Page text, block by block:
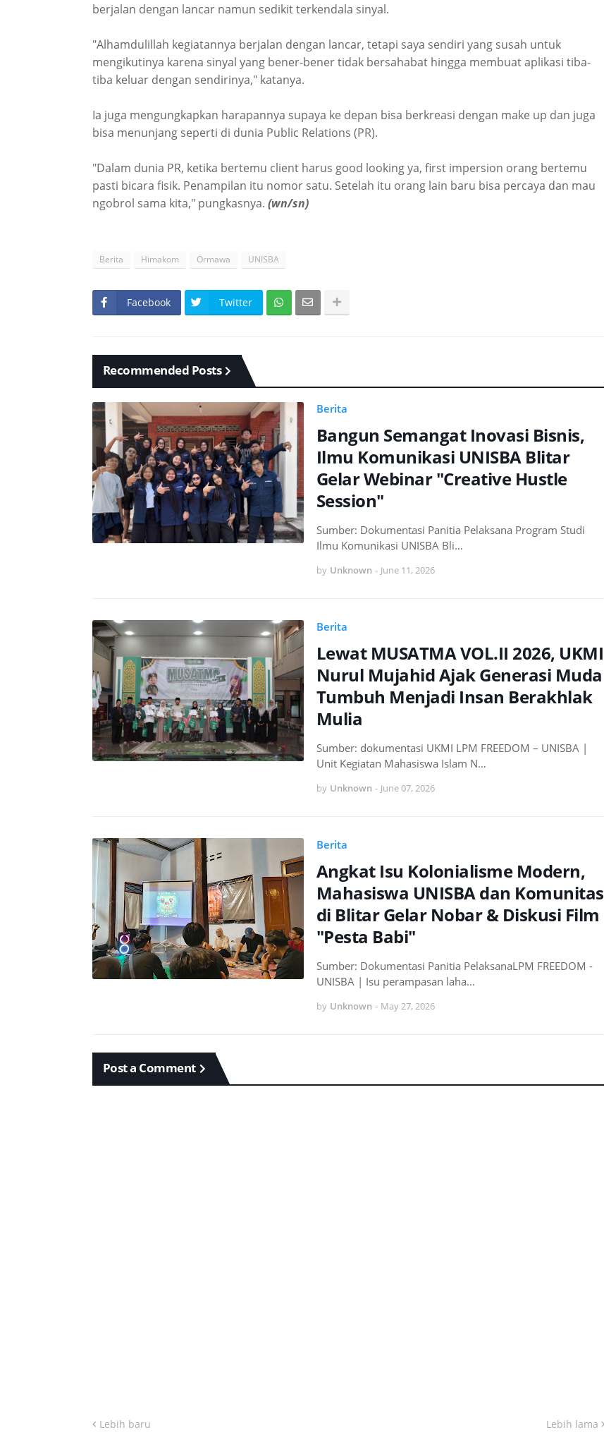
berjalan dengan lancar namun sedikit terkendala sinyal.
"Alhamdulillah kegiatannya berjalan dengan lancar, tetapi saya sendiri yang susah untuk
mengikutinya karena sinyal yang bener-bener tidak bersahabat hingga membuat aplikasi tiba-
tiba keluar dengan sendirinya," katanya.
Ia juga mengungkapkan harapannya supaya ke depan bisa berkreasi dengan make up dan juga
bisa menunjang seperti di dunia Public Relations (PR).
"Dalam dunia PR, ketika bertemu client harus good looking ya, first impersion orang bertemu
pasti bicara fisik. Penampilan itu nomor satu. Setelah itu orang lain baru bisa percaya dan mau
ngobrol sama kita," pungkasnya. (wn/sn)
Berita Himakom Ormawa UNISBA
Facebook Twitter
Recommended Posts
Berita
Bangun Semangat Inovasi Bisnis,
Ilmu Komunikasi UNISBA Blitar
Gelar Webinar "Creative Hustle
Session"
Sumber: Dokumentasi Panitia Pelaksana Program Studi
Ilmu Komunikasi UNISBA Bli…
by Unknown - June 11, 2026
Berita
Lewat MUSATMA VOL.II 2026, UKMI
Nurul Mujahid Ajak Generasi Muda
Tumbuh Menjadi Insan Berakhlak
Mulia
Sumber: dokumentasi UKMI LPM FREEDOM – UNISBA |
Unit Kegiatan Mahasiswa Islam N…
by Unknown - June 07, 2026
Berita
Angkat Isu Kolonialisme Modern,
Mahasiswa UNISBA dan Komunitas
di Blitar Gelar Nobar & Diskusi Film
"Pesta Babi"
Sumber: Dokumentasi Panitia PelaksanaLPM FREEDOM -
UNISBA | Isu perampasan laha…
by Unknown - May 27, 2026
Post a Comment
Lebih baru Lebih lama